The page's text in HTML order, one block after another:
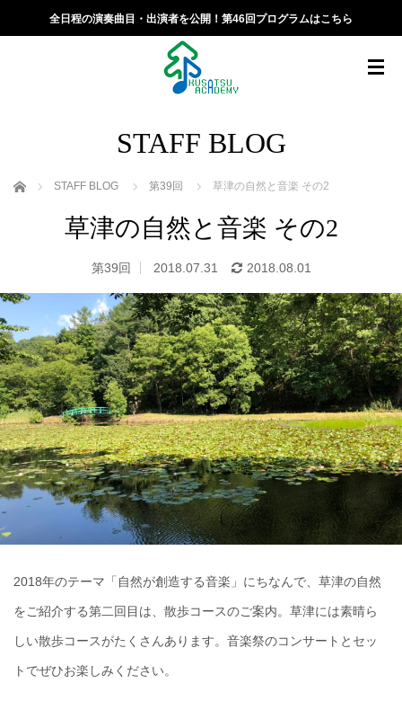
全日程の演奏曲目・出演者を公開！第46回プログラムはこちら
STAFF BLOG
ホーム STAFF BLOG 第39回 草津の自然と音楽 その2
草津の自然と音楽 その2
第39回 2018.07.31 2018.08.01
2018年のテーマ「自然が創造する音楽」にちなんで、草津の自然
をご紹介する第二回目は、散歩コースのご案内。草津には素晴ら
しい散歩コースがたくさんあります。音楽祭のコンサートとセッ
トでぜひお楽しみください。